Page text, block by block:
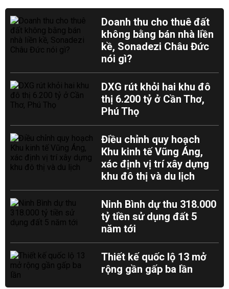
Doanh thu cho thuê đất
không bằng bán nhà liền
kề, Sonadezi Châu Đức
nói gì?
DXG rút khỏi hai khu đô
thị 6.200 tỷ ở Cần Thơ,
Phú Thọ
Điều chỉnh quy hoạch
Khu kinh tế Vũng Áng,
xác định vị trí xây dựng
khu đô thị và du lịch
Ninh Bình dự thu 318.000
tỷ tiền sử dụng đất 5
năm tới
Thiết kế quốc lộ 13 mở
rộng gần gấp ba lần